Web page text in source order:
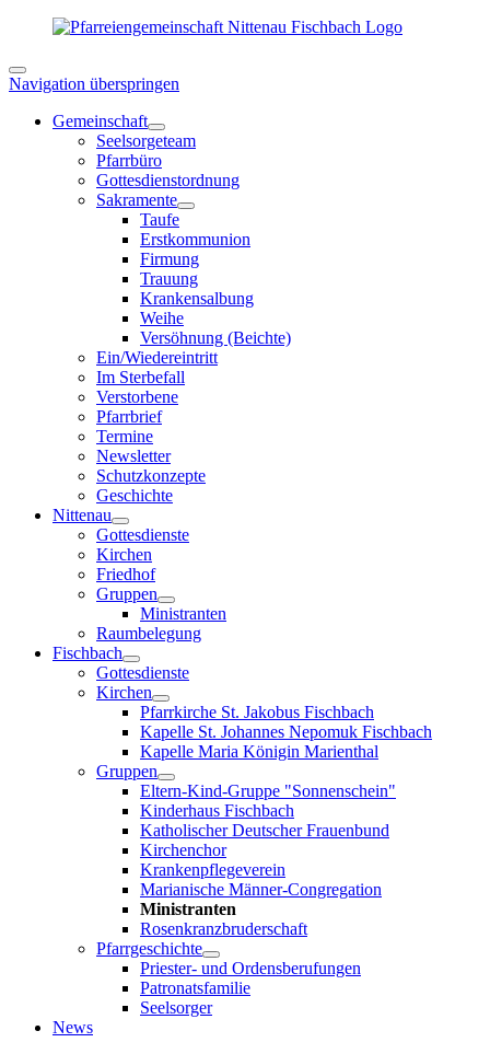
Navigation überspringen
Gemeinschaft
Seelsorgeteam
Pfarrbüro
Gottesdienstordnung
Sakramente
Taufe
Erstkommunion
Firmung
Trauung
Krankensalbung
Weihe
Versöhnung (Beichte)
Ein/Wiedereintritt
Im Sterbefall
Verstorbene
Pfarrbrief
Termine
Newsletter
Schutzkonzepte
Geschichte
Nittenau
Gottesdienste
Kirchen
Friedhof
Gruppen
Ministranten
Raumbelegung
Fischbach
Gottesdienste
Kirchen
Pfarrkirche St. Jakobus Fischbach
Kapelle St. Johannes Nepomuk Fischbach
Kapelle Maria Königin Marienthal
Gruppen
Eltern-Kind-Gruppe "Sonnenschein"
Kinderhaus Fischbach
Katholischer Deutscher Frauenbund
Kirchenchor
Krankenpflegeverein
Marianische Männer-Congregation
Ministranten
Rosenkranzbruderschaft
Pfarrgeschichte
Priester- und Ordensberufungen
Patronatsfamilie
Seelsorger
News